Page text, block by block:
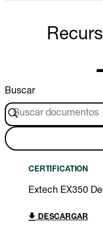
Buscar
CERTIFICATION
Extech EX350
DESCARGAR